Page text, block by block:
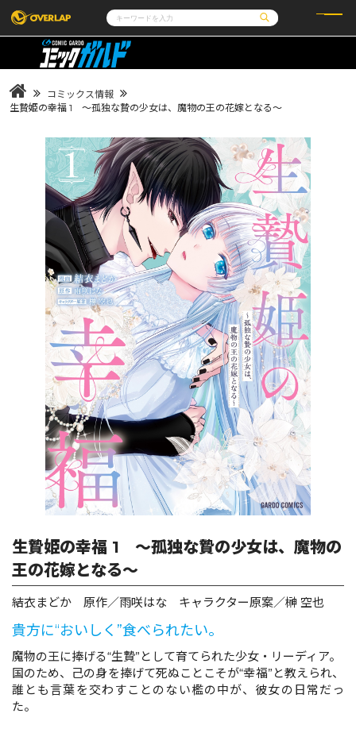
コミック
LiQulle
ラブパルフェ
ライトノベル
ロサージュノベルス
その他
ゲーム
通販・NEWS
企業
会社概要
採用情報
アクセス
オーバーラップホールディングス
お問い合わせはこちら
オーバーラップ文庫
オーバーラップノベルス
オーバーラップノベルスf
ロサージュノベルス
コミックガルド
リキューレ
コミックパルフェ
コミックス情報
生贄姫の幸福 1 ～孤独な贄の少女は、魔物の王の花嫁となる～
生贄姫の幸福 1 ～孤独な贄の少女は、魔物の
王の花嫁となる～
結衣まどか 原作／雨咲はな キャラクター原案／榊 空也
貴方に“おいしく”食べられたい。
魔物の王に捧げる“生贄”として育てられた少女・リーディア。
国のため、己の身を捧げて死ぬことこそが“幸福”と教えられ、
誰とも言葉を交わすことのない檻の中が、彼女の日常だっ
た。